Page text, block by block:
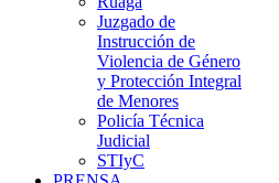
Juzgado de
Instrucción de
Violencia de Género
y Protección Integral
de Menores
Policía Técnica
Judicial
STIyC